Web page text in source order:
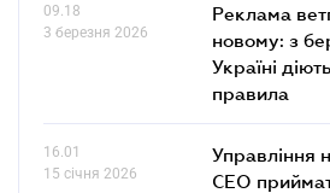
09.18
3 березня 2026
Реклама
новому: з
Україні
правила
16.01
15 січня 2026
Управління
СЕО